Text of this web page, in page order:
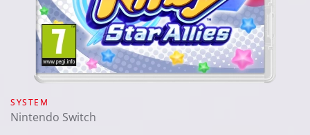
SYSTEM
Nintendo Switch